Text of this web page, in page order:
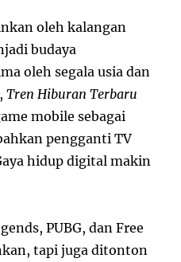
oleh kalangan
budaya
oleh segala usia dan
Tren Hiburan Terbaru
mobile sebagai
pengganti TV
hidup digital makin
PUBG, dan Free
tapi juga ditonton